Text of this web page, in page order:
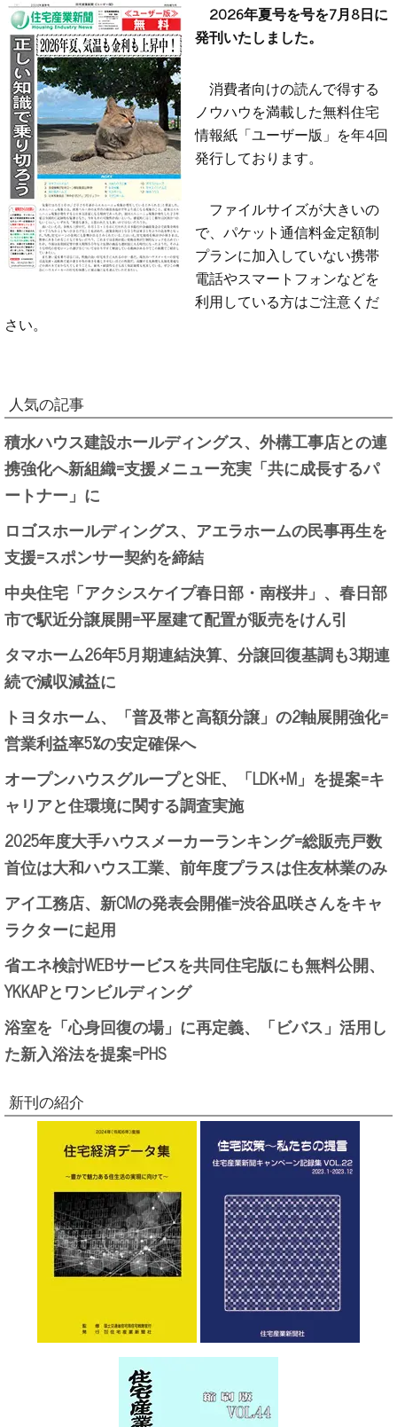
2026年夏号を号を7月8日に
発刊いたしました。
消費者向けの読んで得する
ノウハウを満載した無料住宅
情報紙「ユーザー版」を年4回
発行しております。
ファイルサイズが大きいの
で、パケット通信料金定額制
プランに加入していない携帯
電話やスマートフォンなどを
利用している方はご注意くだ
さい。
人気の記事
積水ハウス建設ホールディングス、外構工事店との連
携強化へ新組織=支援メニュー充実「共に成長するパ
ートナー」に
ロゴスホールディングス、アエラホームの民事再生を
支援=スポンサー契約を締結
中央住宅「アクシスケイプ春日部・南桜井」、春日部
市で駅近分譲展開=平屋建て配置が販売をけん引
タマホーム26年5月期連結決算、分譲回復基調も3期連
続で減収減益に
トヨタホーム、「普及帯と高額分譲」の2軸展開強化=
営業利益率5%の安定確保へ
オープンハウスグループとSHE、「LDK+M」を提案=キ
ャリアと住環境に関する調査実施
2025年度大手ハウスメーカーランキング=総販売戸数
首位は大和ハウス工業、前年度プラスは住友林業のみ
アイ工務店、新CMの発表会開催=渋谷凪咲さんをキャ
ラクターに起用
省エネ検討WEBサービスを共同住宅版にも無料公開、
YKKAPとワンビルディング
浴室を「心身回復の場」に再定義、「ビバス」活用し
た新入浴法を提案=PHS
新刊の紹介